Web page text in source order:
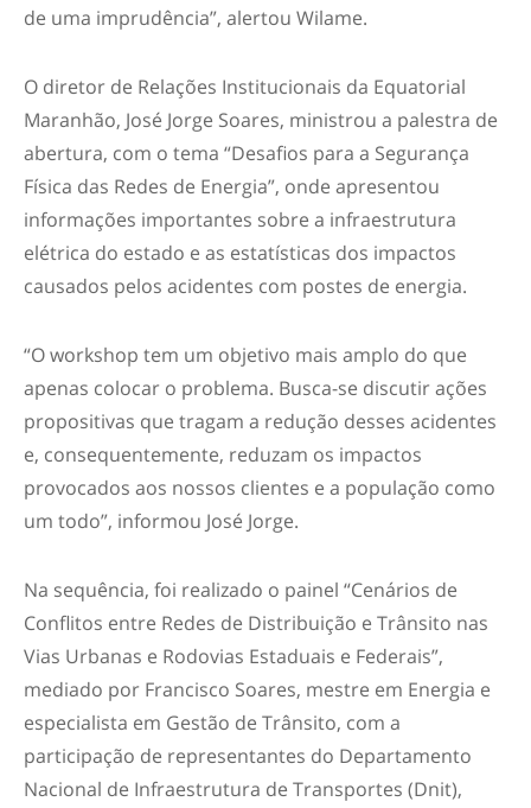
de uma imprudência”, alertou Wilame.
O diretor de Relações Institucionais da Equatorial
Maranhão, José Jorge Soares, ministrou a palestra de
abertura, com o tema “Desafios para a Segurança
Física das Redes de Energia”, onde apresentou
informações importantes sobre a infraestrutura
elétrica do estado e as estatísticas dos impactos
causados pelos acidentes com postes de energia.
“O workshop tem um objetivo mais amplo do que
apenas colocar o problema. Busca-se discutir ações
propositivas que tragam a redução desses acidentes
e, consequentemente, reduzam os impactos
provocados aos nossos clientes e a população como
um todo”, informou José Jorge.
Na sequência, foi realizado o painel “Cenários de
Conflitos entre Redes de Distribuição e Trânsito nas
Vias Urbanas e Rodovias Estaduais e Federais”,
mediado por Francisco Soares, mestre em Energia e
especialista em Gestão de Trânsito, com a
participação de representantes do Departamento
Nacional de Infraestrutura de Transportes (Dnit),